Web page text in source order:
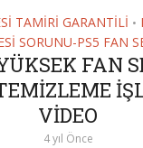
TAMİRİ GARANTİLİ •
SORUNU-PS5 FAN
FAN
VİDEO
4 yıl Önce